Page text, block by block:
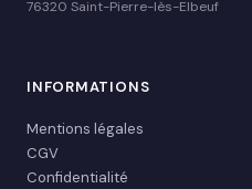
76320 Saint-Pierre-lès-Elbeuf
INFORMATIONS
Mentions légales
CGV
Confidentialité